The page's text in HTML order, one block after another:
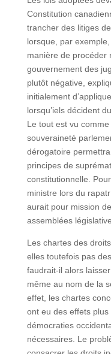
Constitution
trancher des litiges
lorsque, par
manière de procéder
gouvernement des
plutôt négative,
initialement
lorsqu’iels décident
Le tout est vu
souveraineté
dérogatoire
principes de
constitutionnelle.
ministre lors du
aurait pour mission
assemblées
Les chartes des
elles toutefois pas
faudrait-il alors
même au nom de la
effet, les chartes
ont eu des effets
démocraties
nécessaires. Le